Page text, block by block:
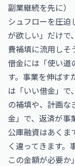
副業継続を先に）
シュフローを圧迫
が欲しい」だけで
費補填に流用しそ
借金には「使い道
す。事業を伸ばす
は「いい借金」で
の補填や、計画
金」で、返済が事
公庫融資はあくま
く違ってきます。
この金額が必要